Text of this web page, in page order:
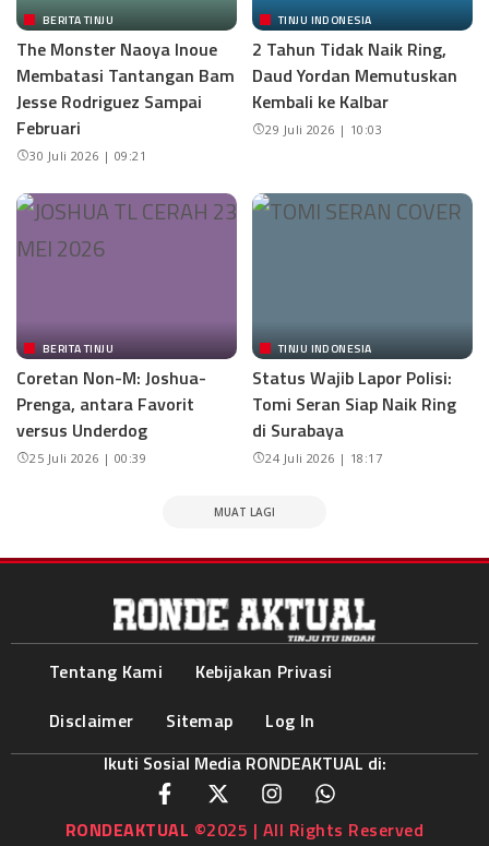
BERITA TINJU
The Monster Naoya Inoue
Membatasi Tantangan Bam
Jesse Rodriguez Sampai
Februari
30 Juli 2026 | 09:21
TINJU INDONESIA
2 Tahun Tidak Naik Ring,
Daud Yordan Memutuskan
Kembali ke Kalbar
29 Juli 2026 | 10:03
BERITA TINJU
Coretan Non-M: Joshua-
Prenga, antara Favorit
versus Underdog
25 Juli 2026 | 00:39
TINJU INDONESIA
Status Wajib Lapor Polisi:
Tomi Seran Siap Naik Ring
di Surabaya
24 Juli 2026 | 18:17
MUAT LAGI
Tentang Kami
Kebijakan Privasi
Disclaimer
Sitemap
Log In
Ikuti Sosial Media RONDEAKTUAL di:
RONDEAKTUAL ©2025 | All Rights Reserved